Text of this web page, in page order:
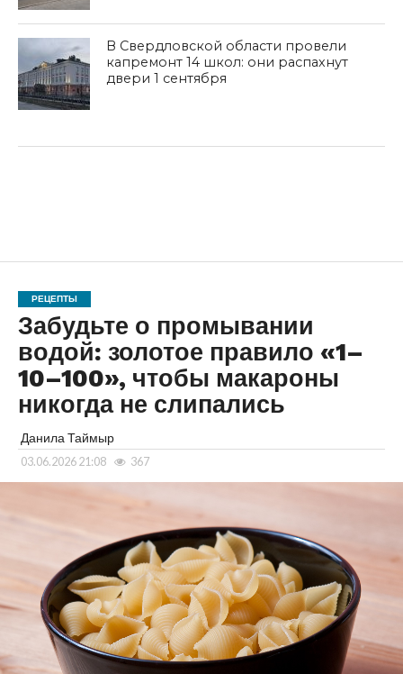
В Свердловской области провели
капремонт 14 школ: они распахнут
двери 1 сентября
РЕЦЕПТЫ
Забудьте о промывании
водой: золотое правило «1–
10–100», чтобы макароны
никогда не слипались
Данила Таймыр
03.06.2026 21:08 367